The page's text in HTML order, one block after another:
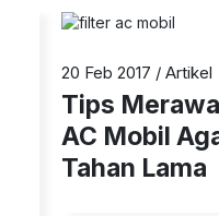
2
20 Feb 2017 / Artikel
Tips
AC Mobil
Tahan Lama